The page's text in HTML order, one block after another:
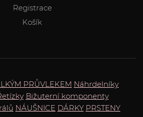
Registrace
Košík
PRŮVLEKEM Náhrdelníky
Bižuterní komponenty
NÁUŠNICE DÁRKY PRSTENY